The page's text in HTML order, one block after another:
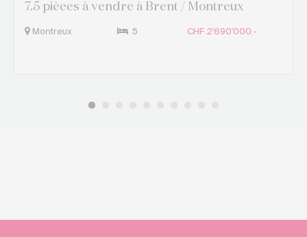
7.5 pièces à vendre à Brent / Montreux
Montreux 5 CHF 2'690'000.-